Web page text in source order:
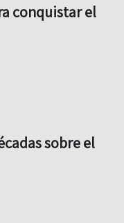
conquistar el
sobre el